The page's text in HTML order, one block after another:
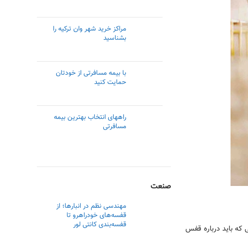
باید درباره قفس
مراکز خرید شهر وان ترکیه را
بشناسید
با بیمه مسافرتی از خودتان
حمایت کنید
راههای انتخاب بهترین بیمه
مسافرتی
صنعت
مهندسی نظم در انبارها؛ از
قفسه‌های خودراهرو تا
قفسه‌بندی کانتی لور